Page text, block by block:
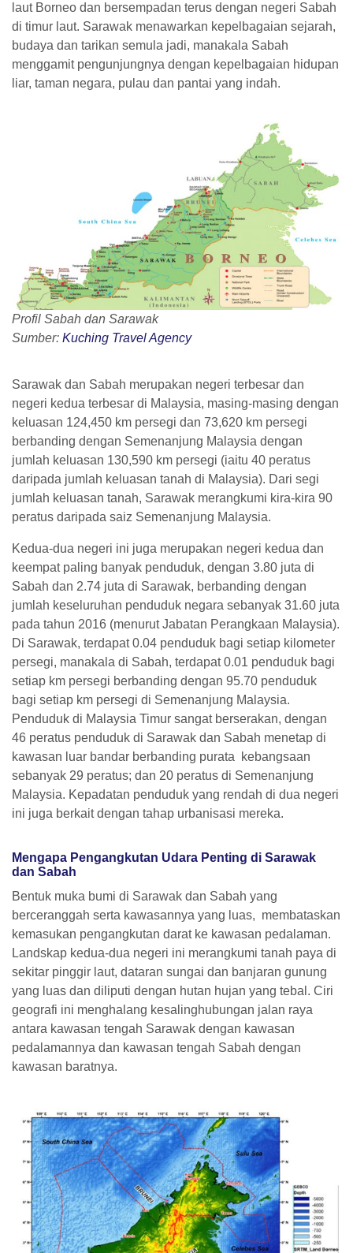
laut Borneo dan bersempadan terus dengan negeri Sabah
di timur laut. Sarawak menawarkan kepelbagaian sejarah,
budaya dan tarikan semula jadi, manakala Sabah
menggamit pengunjungnya dengan kepelbagaian hidupan
liar, taman negara, pulau dan pantai yang indah.
Profil Sabah dan Sarawak
Sumber: Kuching Travel Agency
Sarawak dan Sabah merupakan negeri terbesar dan
negeri kedua terbesar di Malaysia, masing-masing dengan
keluasan 124,450 km persegi dan 73,620 km persegi
berbanding dengan Semenanjung Malaysia dengan
jumlah keluasan 130,590 km persegi (iaitu 40 peratus
daripada jumlah keluasan tanah di Malaysia). Dari segi
jumlah keluasan tanah, Sarawak merangkumi kira-kira 90
peratus daripada saiz Semenanjung Malaysia.
Kedua-dua negeri ini juga merupakan negeri kedua dan
keempat paling banyak penduduk, dengan 3.80 juta di
Sabah dan 2.74 juta di Sarawak, berbanding dengan
jumlah keseluruhan penduduk negara sebanyak 31.60 juta
pada tahun 2016 (menurut Jabatan Perangkaan Malaysia).
Di Sarawak, terdapat 0.04 penduduk bagi setiap kilometer
persegi, manakala di Sabah, terdapat 0.01 penduduk bagi
setiap km persegi berbanding dengan 95.70 penduduk
bagi setiap km persegi di Semenanjung Malaysia.
Penduduk di Malaysia Timur sangat berserakan, dengan
46 peratus penduduk di Sarawak dan Sabah menetap di
kawasan luar bandar berbanding purata kebangsaan
sebanyak 29 peratus; dan 20 peratus di Semenanjung
Malaysia. Kepadatan penduduk yang rendah di dua negeri
ini juga berkait dengan tahap urbanisasi mereka.
Mengapa Pengangkutan Udara Penting di Sarawak
dan Sabah
Bentuk muka bumi di Sarawak dan Sabah yang
berceranggah serta kawasannya yang luas, membataskan
kemasukan pengangkutan darat ke kawasan pedalaman.
Landskap kedua-dua negeri ini merangkumi tanah paya di
sekitar pinggir laut, dataran sungai dan banjaran gunung
yang luas dan diliputi dengan hutan hujan yang tebal. Ciri
geografi ini menghalang kesalinghubungan jalan raya
antara kawasan tengah Sarawak dengan kawasan
pedalamannya dan kawasan tengah Sabah dengan
kawasan baratnya.